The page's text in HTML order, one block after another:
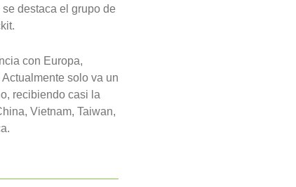
destaca el grupo de
con Europa,
solo va un
recibiendo casi la
Vietnam, Taiwan,